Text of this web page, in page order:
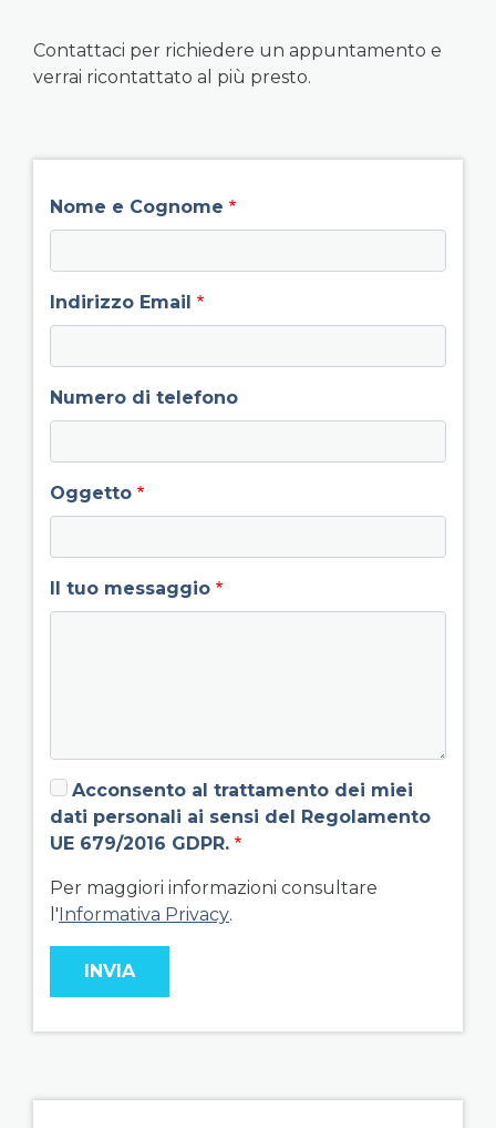
Contattaci per richiedere un appuntamento e
verrai ricontattato al più presto.
field group left
Nome e Cognome
Indirizzo Email
Numero di telefono
Oggetto
Il tuo messaggio
Acconsento al trattamento dei miei
dati personali ai sensi del Regolamento
UE 679/2016 GDPR.
Per maggiori informazioni consultare
l'Informativa Privacy.